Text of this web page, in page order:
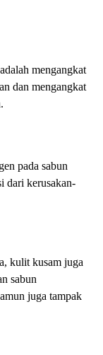
mengangkat
dan mengangkat
pada sabun
dari kerusakan-
kulit kusam juga
sabun
juga tampak